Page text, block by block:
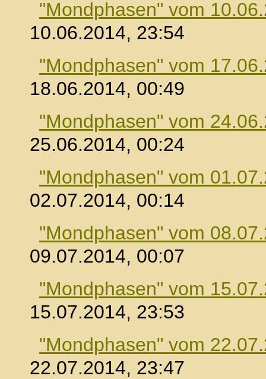
"Mondphasen" vom
10.06.2014, 23:54
"Mondphasen" vom
18.06.2014, 00:49
"Mondphasen" vom
25.06.2014, 00:24
"Mondphasen" vom
02.07.2014, 00:14
"Mondphasen" vom
09.07.2014, 00:07
"Mondphasen" vom
15.07.2014, 23:53
"Mondphasen" vom
22.07.2014, 23:47